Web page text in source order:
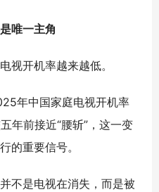
唯一主角
视开机率越来越低。
年中国家庭电视开机率
年前接近“腰斩”，这一变
的重要信号。
不是电视在消失，而是被